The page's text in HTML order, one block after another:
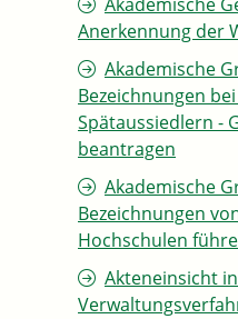
Anerkennung der
Akademische
Bezeichnungen
Spätaussiedlern -
beantragen
Akademische
Bezeichnungen
Hochschulen
Akteneinsicht